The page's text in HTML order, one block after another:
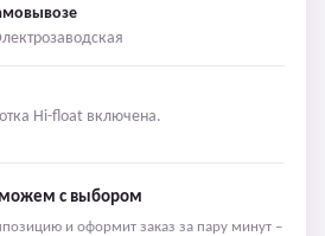
Hi-float включена.
с выбором
и оформит заказ за пару минут –